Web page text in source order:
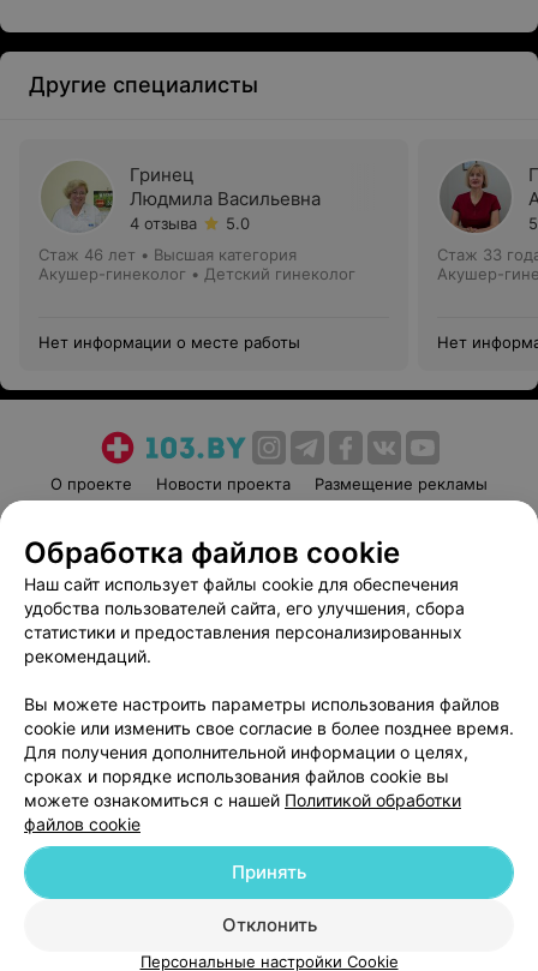
Другие специалисты
Гринец
Людмила Васильевна
4 отзыва
5.0
Стаж 46 лет • Высшая категория
Акушер-гинеколог • Детский гинеколог
Нет информации о месте работы
Стаж 33
Акушер-
Нет
О проекте Новости проекта
Размещение рекламы
Пользовательское соглашение
Способы оплаты
Вакансии
Партнеры
Написать руководителю 103.by
Обработка персональных данных
© 2026 ООО «Артокс Лаб», УНП 191700409
| 220012, Республика Беларусь,
Служба поддержки +375 291212755
Обработка файлов cookie
Наш сайт использует файлы cookie для обеспечения
удобства пользователей сайта, его улучшения, сбора
статистики и предоставления персонализированных
рекомендаций.
Вы можете настроить параметры использования файлов
cookie или изменить свое согласие в более позднее время.
Для получения дополнительной информации о целях,
сроках и порядке использования файлов cookie вы
можете ознакомиться с нашей Политикой обработки
файлов cookie
Отклонить
Принять
Персональные настройки Cookie